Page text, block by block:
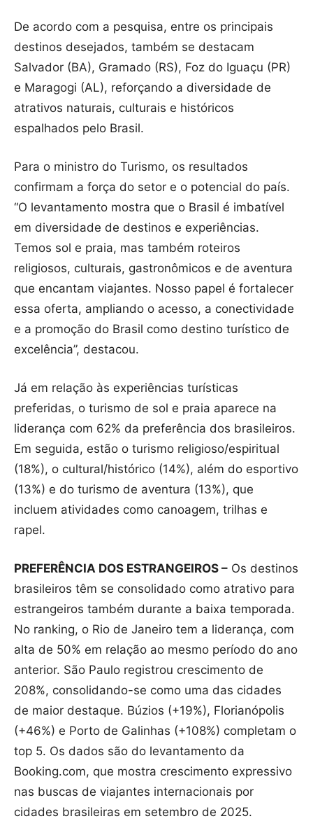
De acordo com a pesquisa, entre os principais
destinos desejados, também se destacam
Salvador (BA), Gramado (RS), Foz do Iguaçu (PR)
e Maragogi (AL), reforçando a diversidade de
atrativos naturais, culturais e históricos
espalhados pelo Brasil.
Para o ministro do Turismo, os resultados
confirmam a força do setor e o potencial do país.
“O levantamento mostra que o Brasil é imbatível
em diversidade de destinos e experiências.
Temos sol e praia, mas também roteiros
religiosos, culturais, gastronômicos e de aventura
que encantam viajantes. Nosso papel é fortalecer
essa oferta, ampliando o acesso, a conectividade
e a promoção do Brasil como destino turístico de
excelência”, destacou.
Já em relação às experiências turísticas
preferidas, o turismo de sol e praia aparece na
liderança com 62% da preferência dos brasileiros.
Em seguida, estão o turismo religioso/espiritual
(18%), o cultural/histórico (14%), além do esportivo
(13%) e do turismo de aventura (13%), que
incluem atividades como canoagem, trilhas e
rapel.
PREFERÊNCIA DOS ESTRANGEIROS – Os destinos
brasileiros têm se consolidado como atrativo para
estrangeiros também durante a baixa temporada.
No ranking, o Rio de Janeiro tem a liderança, com
alta de 50% em relação ao mesmo período do ano
anterior. São Paulo registrou crescimento de
208%, consolidando-se como uma das cidades
de maior destaque. Búzios (+19%), Florianópolis
(+46%) e Porto de Galinhas (+108%) completam o
top 5. Os dados são do levantamento da
Booking.com, que mostra crescimento expressivo
nas buscas de viajantes internacionais por
cidades brasileiras em setembro de 2025.